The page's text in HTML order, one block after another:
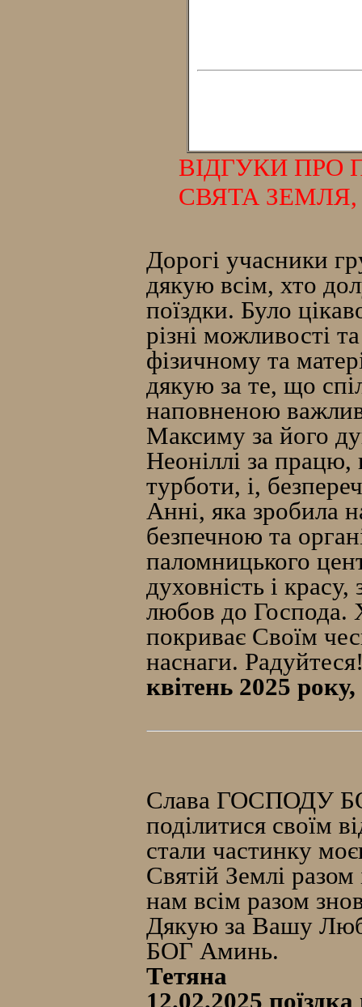
ВІДГУКИ ПРО
СВЯТА ЗЕМЛЯ,
Дорогі учасники
дякую всім, хто
поїздки. Було
різні можливості
фізичному та
дякую за те, що
наповненою
Максиму за його
Неоніллі за працю,
турботи, і,
Анні, яка зробила
безпечною та
паломницького
духовність і
любов до Господа.
покриває Своїм
наснаги.
квітень 2025
Слава ГОСПОДУ
поділитися своїм
стали частинку
Святій Землі
нам всім разом
Дякую за Вашу
БОГ Аминь.
Тетяна
12.02.2025